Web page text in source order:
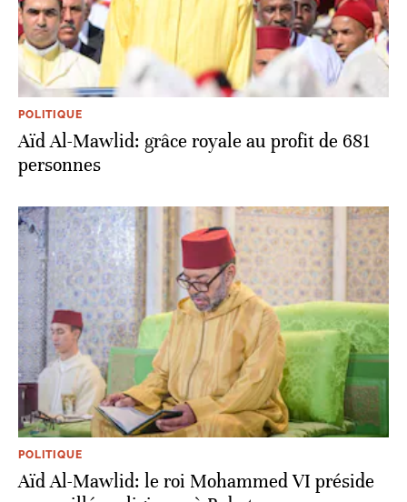
POLITIQUE
Aïd Al-Mawlid: grâce royale au profit de 681
personnes
POLITIQUE
Aïd Al-Mawlid: le roi Mohammed VI préside